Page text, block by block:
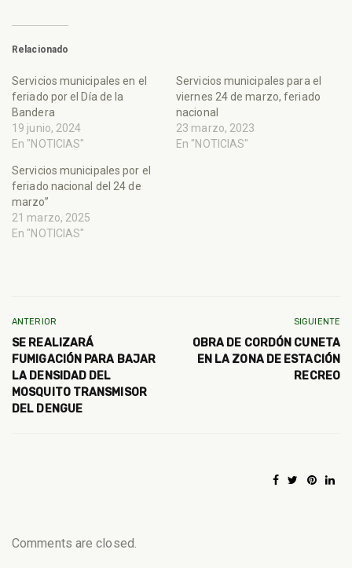
Relacionado
Servicios municipales en el
feriado por el Día de la
Bandera
19 junio, 2024
En "NOTICIAS"
Servicios municipales para el
viernes 24 de marzo, feriado
nacional
23 marzo, 2023
En "NOTICIAS"
Servicios municipales por el
feriado nacional del 24 de
marzo”
21 marzo, 2025
En "NOTICIAS"
ANTERIOR
SE REALIZARÁ
FUMIGACIÓN PARA BAJAR
LA DENSIDAD DEL
MOSQUITO TRANSMISOR
DEL DENGUE
SIGUIENTE
OBRA DE CORDÓN CUNETA
EN LA ZONA DE ESTACIÓN
RECREO
Comments are closed.